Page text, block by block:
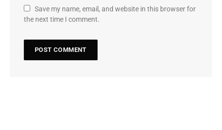
Save my name, email, and website in this browser for
the next time I comment.